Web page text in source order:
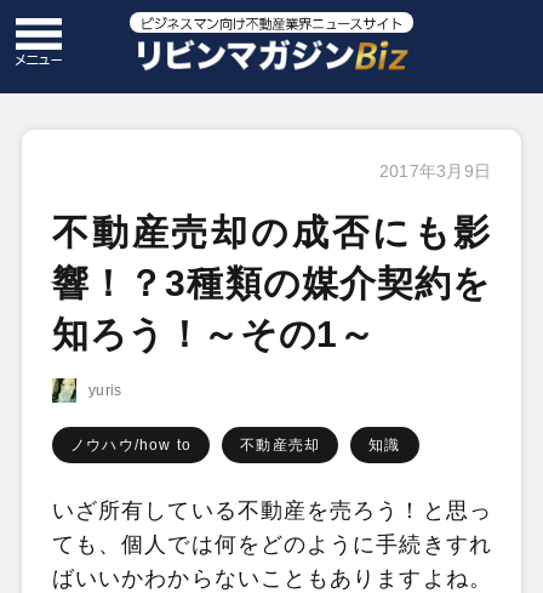
2017年3月9日
不動産売却の成否にも影
響！？3種類の媒介契約を
知ろう！～その1～
yuris
ノウハウ/how to 不動産売却 知識
いざ所有している不動産を売ろう！と思っ
ても、個人では何をどのように手続きすれ
ばいいかわからないこともありますよね。